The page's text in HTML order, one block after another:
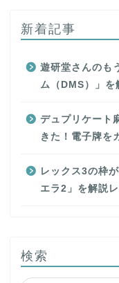
新着記事
遊研堂さんのも
ム（DMS）」を
デュプリケート
きた！電子牌を
レックス3の枠
エラ2」を解説レ
検索